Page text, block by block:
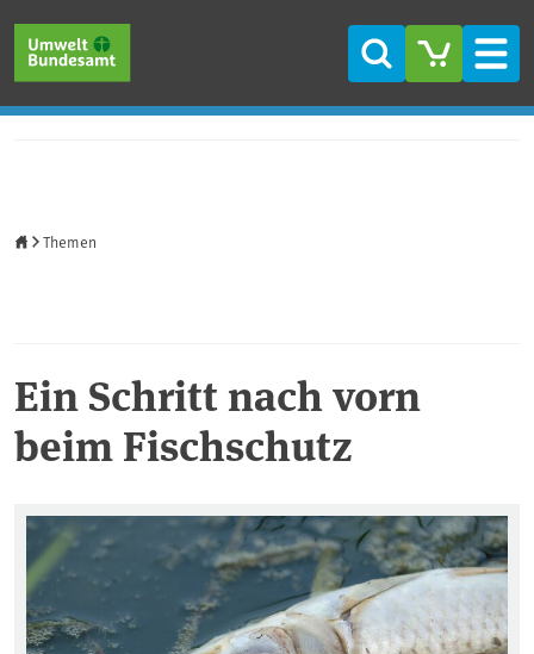
Suche
Themen
Ein Schritt nach vorn
beim Fischschutz